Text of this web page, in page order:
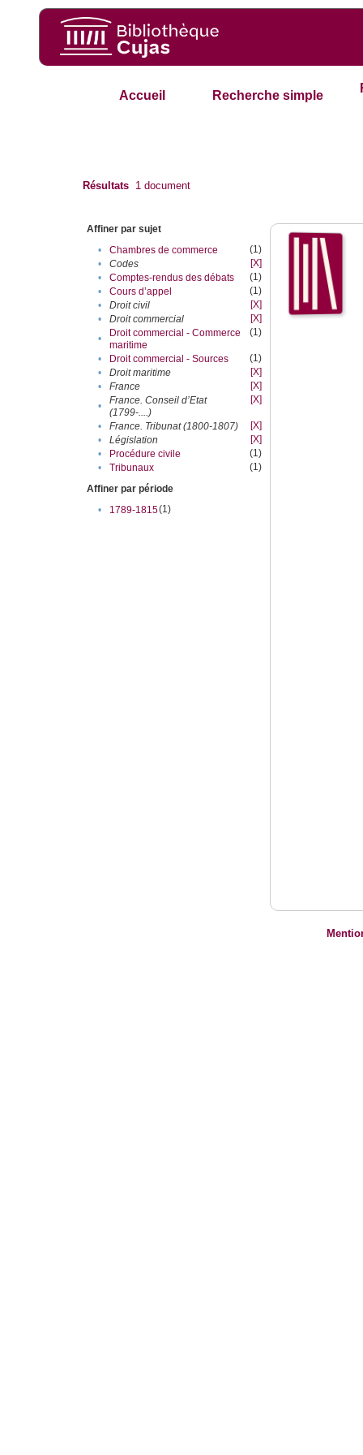
Accueil Recherche simple
Résultats 1 document
Affiner par sujet
•
Chambres de commerce
(1)
•
Codes
[X]
•
Comptes-rendus des débats
(1)
•
Cours d’appel
(1)
•
Droit civil
[X]
•
Droit commercial
[X]
•
Droit commercial - Commerce
maritime
(1)
• Droit commercial - Sources
(1)
•
Droit maritime
[X]
•
France
[X]
•
France. Conseil d’Etat
(1799-....)
[X]
• France. Tribunat (1800-1807)
[X]
•
Législation
[X]
•
Procédure civile
(1)
•
Tribunaux
(1)
Affiner par période
•
1789-1815(1)